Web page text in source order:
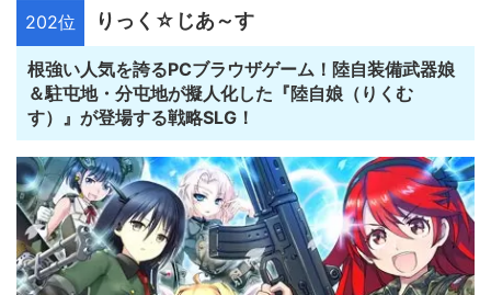
202位 りっく☆じあ～す
根強い人気を誇るPCブラウザゲーム！陸自装備武器娘
＆駐屯地・分屯地が擬人化した『陸自娘（りくむ
す）』が登場する戦略SLG！